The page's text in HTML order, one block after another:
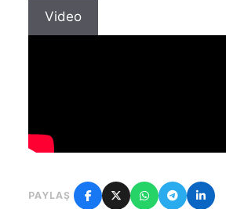
Video
PAYLAŞ